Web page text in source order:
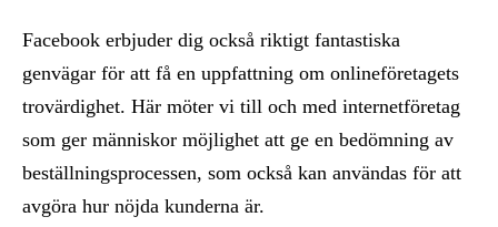
Facebook erbjuder dig också riktigt fantastiska
genvägar för att få en uppfattning om onlineföretagets
trovärdighet. Här möter vi till och med internetföretag
som ger människor möjlighet att ge en bedömning av
beställningsprocessen, som också kan användas för att
avgöra hur nöjda kunderna är.